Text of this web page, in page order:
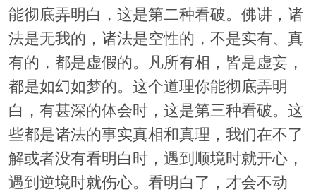
能彻底弄明白，这是第二种看破。佛讲，诸
法是无我的，诸法是空性的，不是实有、真
有的，都是虚假的。凡所有相，皆是虚妄，
都是如幻如梦的。这个道理你能彻底弄明
白，有甚深的体会时，这是第三种看破。这
些都是诸法的事实真相和真理，我们在不了
解或者没有看明白时，遇到顺境时就开心，
遇到逆境时就伤心。看明白了，才会不动